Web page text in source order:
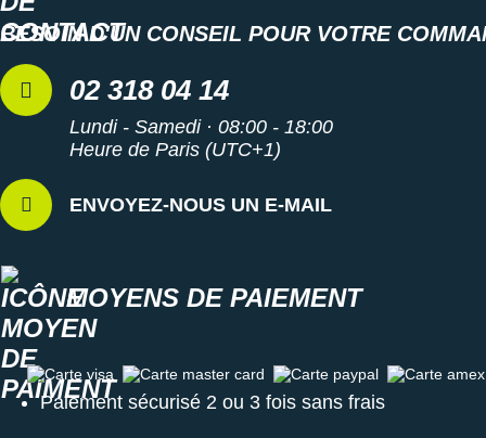
BESOIN D'UN CONSEIL POUR VOTRE
02 318 04 14
Lundi - Samedi · 08:00 - 18:00
Heure de Paris (UTC+1)
ENVOYEZ-NOUS UN E-MAIL
MOYENS DE PAIEMENT
Carte visa Carte master card Carte paypal Carte amex
Paiement sécurisé 2 ou 3 fois sans frais